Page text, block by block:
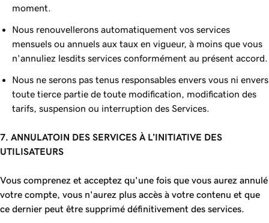
moment.
Nous renouvellerons automatiquement vos services
mensuels ou annuels aux taux en vigueur, à moins que vous
n'annuliez lesdits services conformément au présent accord.
Nous ne serons pas tenus responsables envers vous ni envers
toute tierce partie de toute modification, modification des
tarifs, suspension ou interruption des Services.
7. ANNULATOIN DES SERVICES À L’INITIATIVE DES
UTILISATEURS
Vous comprenez et acceptez qu'une fois que vous aurez annulé
votre compte, vous n'aurez plus accès à votre contenu et que
ce dernier peut être supprimé définitivement des services.